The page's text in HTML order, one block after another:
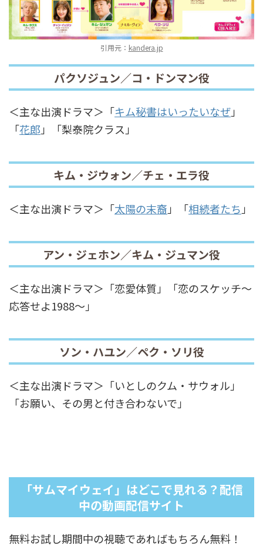
引用元： kandera.jp
パクソジュン／コ・ドンマン役
＜主な出演ドラマ＞「キム秘書はいったいなぜ」
「花郎 」「梨泰院クラス」
キム・ジウォン／チェ・エラ役
＜主な出演ドラマ＞「太陽の末裔 」「相続者たち 」
アン・ジェホン／キム・ジュマン役
＜主な出演ドラマ＞「恋愛体質」「恋のスケッチ～
応答せよ1988～」
ソン・ハユン／ペク・ソリ役
＜主な出演ドラマ＞「いとしのクム・サウォル」
「お願い、その男と付き合わないで」
「サムマイウェイ」はどこで見れる？配信
中の動画配信サイト
無料お試し期間中の視聴であればもちろん無料！